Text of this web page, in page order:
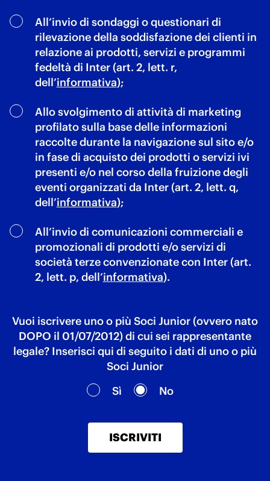
All’invio di sondaggi o questionari di
rilevazione della soddisfazione dei clienti in
relazione ai prodotti, servizi e programmi
fedeltà di Inter (art. 2, lett. r,
dell’informativa);
Allo svolgimento di attività di marketing
profilato sulla base delle informazioni
raccolte durante la navigazione sul sito e/o
in fase di acquisto dei prodotti o servizi ivi
presenti e/o nel corso della fruizione degli
eventi organizzati da Inter (art. 2, lett. q,
dell’informativa);
All’invio di comunicazioni commerciali e
promozionali di prodotti e/o servizi di
società terze convenzionate con Inter (art.
2, lett. p, dell’informativa).
Vuoi iscrivere uno o più Soci Junior (ovvero nato
DOPO il 01/07/2012) di cui sei rappresentante
legale? Inserisci qui di seguito i dati di uno o più
Soci Junior
Sì
No
ISCRIVITI